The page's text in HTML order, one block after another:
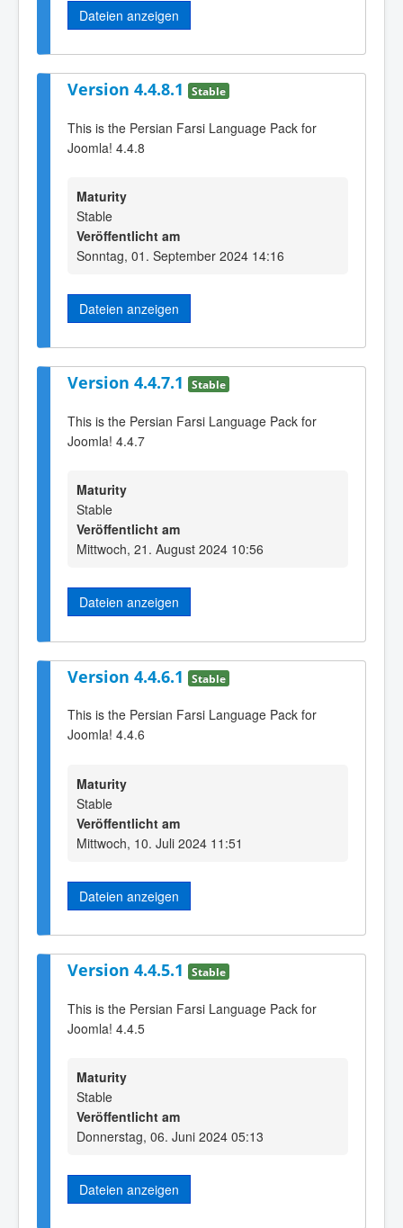
Dateien anzeigen
Version 4.4.8.1 Stable
This is the Persian Farsi Language Pack for
Joomla! 4.4.8
Maturity
Stable
Veröffentlicht am
Sonntag, 01. September 2024 14:16
Dateien anzeigen
Version 4.4.7.1 Stable
This is the Persian Farsi Language Pack for
Joomla! 4.4.7
Maturity
Stable
Veröffentlicht am
Mittwoch, 21. August 2024 10:56
Dateien anzeigen
Version 4.4.6.1 Stable
This is the Persian Farsi Language Pack for
Joomla! 4.4.6
Maturity
Stable
Veröffentlicht am
Mittwoch, 10. Juli 2024 11:51
Dateien anzeigen
Version 4.4.5.1 Stable
This is the Persian Farsi Language Pack for
Joomla! 4.4.5
Maturity
Stable
Veröffentlicht am
Donnerstag, 06. Juni 2024 05:13
Dateien anzeigen